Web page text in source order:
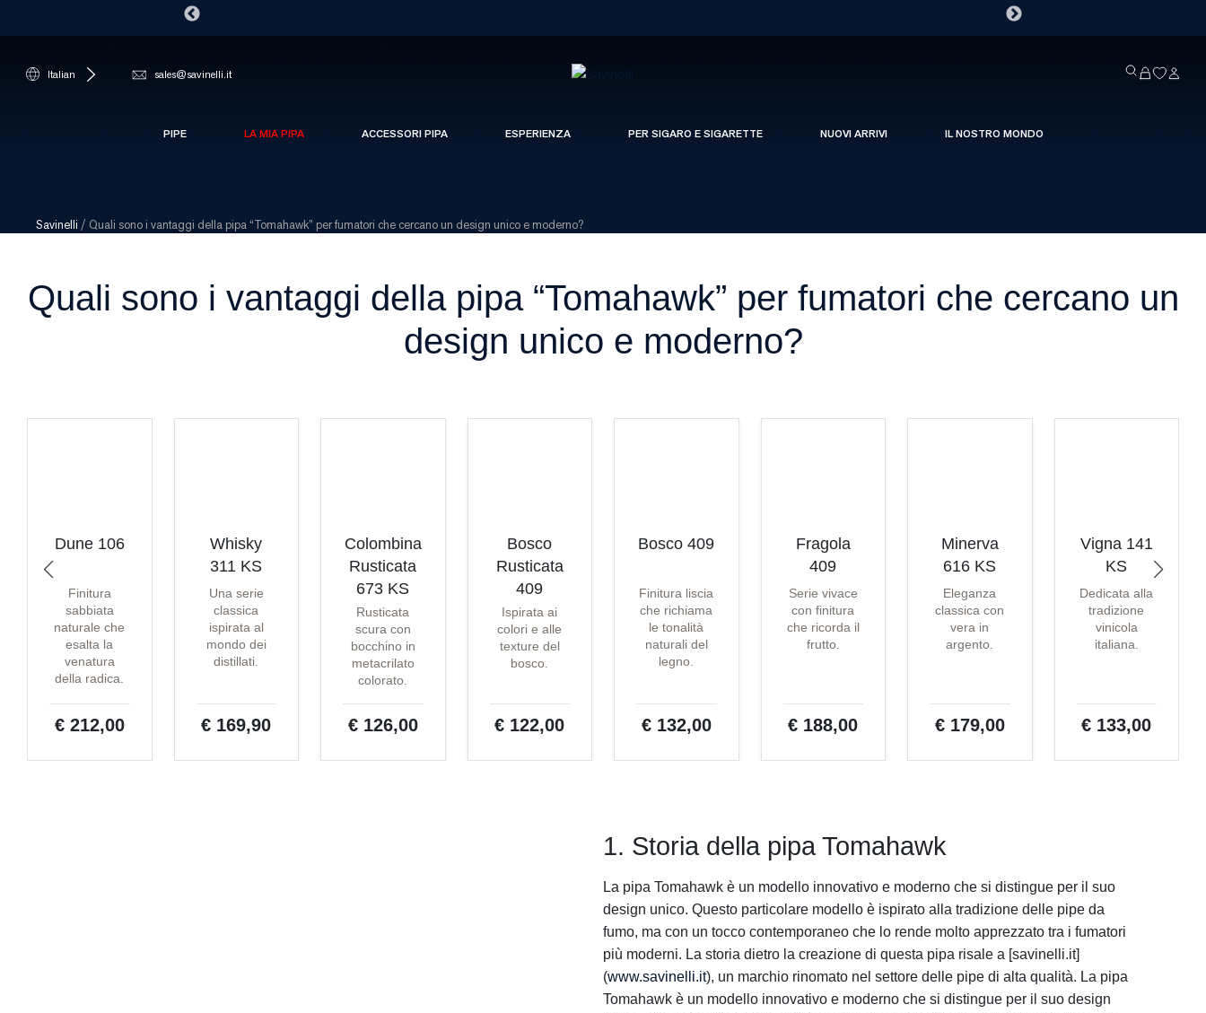
Italian sales@savinelli.it
PIPE LA MIA PIPA ACCESSORI PIPA ESPERIENZA PER SIGARO E SIGARETTE NUOVI ARRIVI IL NOSTRO MONDO
Savinelli / Quali sono i vantaggi della pipa “Tomahawk” per fumatori che cercano un design unico e moderno?
Quali sono i vantaggi della pipa “Tomahawk” per fumatori che cercano un
design unico e moderno?
Dune 106
Finitura
sabbiata
naturale che
esalta la
venatura
della radica.
€ 212,00
Whisky
311 KS
Una serie
classica
ispirata al
mondo dei
distillati.
€ 169,90
Colombina
Rusticata
673 KS
Rusticata
scura con
bocchino in
metacrilato
colorato.
€ 126,00
Bosco
Rusticata
409
Ispirata ai
colori e alle
texture del
bosco.
€ 122,00
Bosco 409
Finitura liscia
che richiama
le tonalità
naturali del
legno.
€ 132,00
Fragola
409
Serie vivace
con finitura
che ricorda il
frutto.
€ 188,00
Minerva
616 KS
Eleganza
classica con
vera in
argento.
€ 179,00
Vigna 141
KS
Dedicata alla
tradizione
vinicola
italiana.
€ 133,00
1. Storia della pipa Tomahawk
La pipa Tomahawk è un modello innovativo e moderno che si distingue per il suo
design unico. Questo particolare modello è ispirato alla tradizione delle pipe da
fumo, ma con un tocco contemporaneo che lo rende molto apprezzato tra i fumatori
più moderni. La storia dietro la creazione di questa pipa risale a [savinelli.it]
(www.savinelli.it), un marchio rinomato nel settore delle pipe di alta qualità. La pipa
Tomahawk è un modello innovativo e moderno che si distingue per il suo design